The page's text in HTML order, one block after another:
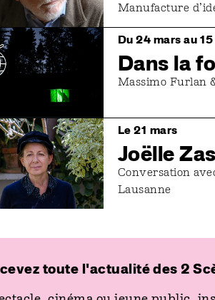
Manufacture
Du 24 mars au
Dans la
Massimo Furlan
Le 21 mars
Joëlle
Conversation
Lausanne
toute l'actualité des 2